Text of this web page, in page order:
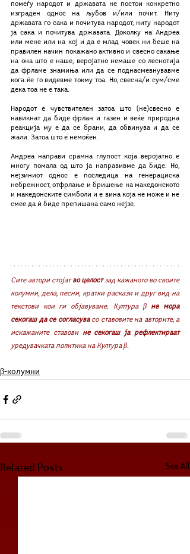
помеѓу народот и државата не постои конкретно
изграден однос на љубов и/или почит. Ниту
државата го сака и почитува народот, ниту народот
ја сака и почитува државата. Доколку на Андреа
или мене или на кој и да е млад човек ни беше на
правилен начин покажано активно и свесно сакање
на она што е наше, веројатно немаше со леснотија
да фрламе знамиња или да се поднасмевнувавме
кога ќе го видевме токму тоа. Но, свесна/и сум/сме
дека тоа не е така.
Народот е чувствителен затоа што (не)свесно е
навикнат да биде фрлан и газен и веќе природна
реакција му е да се брани, да обвинува и да се
жали. Затоа што е немоќен.
Андреа направи срамна глупост која веројатно е
многу помала од што ја направивме да биде. Но,
нејзиниот однос е последица на генерациска
небрежност, отфрлање и бришење на македонското
и македонските симболи и е вина која не може и не
смее да ѝ биде препишана само нејзе.
Сите автори стојат во целост зад кажаното во своите
колумни, дела, песни, кратки раскази и друг вид на
текстови кои ги објавуваме. Култура β не мора
секогаш да се согласува со ставовите на авторите, а
искажаните ставови не секогаш ја рефлектираат
уредувачката политика на Култура β.
β-колумни
Related Posts See All